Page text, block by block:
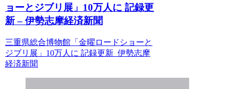
ョーとジブリ展」10万人に 記録更
新 – 伊勢志摩経済新聞
三重県総合博物館「金曜ロードショーと
ジブリ展」10万人に 記録更新 伊勢志摩
経済新聞